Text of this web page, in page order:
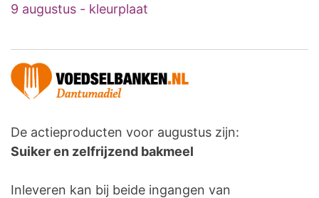
9 augustus - kleurplaat
De actieproducten voor augustus zijn:
Suiker en zelfrijzend bakmeel
Inleveren kan bij beide ingangen van